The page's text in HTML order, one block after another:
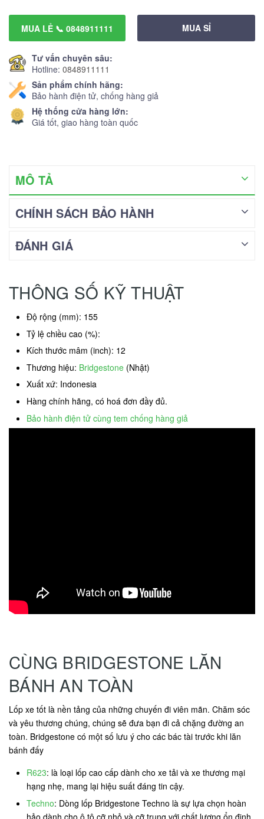
MUA LẺ 📞 0848911111 MUA SỈ
Tư vấn chuyên sâu:
Hotline: 0848911111
Sản phẩm chính hãng:
Bảo hành điện tử, chống hàng giả
Hệ thống cửa hàng lớn:
Giá tốt, giao hàng toàn quốc
MÔ TẢ
CHÍNH SÁCH BẢO HÀNH
ĐÁNH GIÁ
THÔNG SỐ KỸ THUẬT
Độ rộng (mm): 155
Tỷ lệ chiều cao (%):
Kích thước mâm (inch): 12
Thương hiệu: Bridgestone (Nhật)
Xuất xứ: Indonesia
Hàng chính hãng, có hoá đơn đầy đủ.
Bảo hành điện tử cùng tem chống hàng giả
CÙNG BRIDGESTONE LĂN
BÁNH AN TOÀN
Lốp xe tốt là nền tảng của những chuyến đi viên mãn. Chăm sóc
và yêu thương chúng, chúng sẽ đưa bạn đi cả chặng đường an
toàn. Bridgestone có một số lưu ý cho các bác tài trước khi lăn
bánh đấy
R623: là loại lốp cao cấp dành cho xe tải và xe thương mại
hạng nhẹ, mang lại hiệu suất đáng tin cậy.
Techno: Dòng lốp Bridgestone Techno là sự lựa chọn hoàn
hảo dành cho ô tô cỡ nhỏ và cỡ trung với chất lượng ổn định